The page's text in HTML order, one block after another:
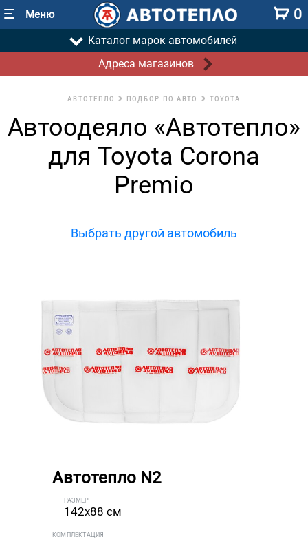
Меню 0
Каталог марок автомобилей
Адреса магазинов
АВТОТЕПЛО ПОДБОР ПО АВТО TOYOTA
Автоодеяло «Автотепло»
для Toyota Corona
Premio
Выбрать другой автомобиль
Автотепло N2
РАЗМЕР
142x88 см
КОМПЛЕКТАЦИЯ